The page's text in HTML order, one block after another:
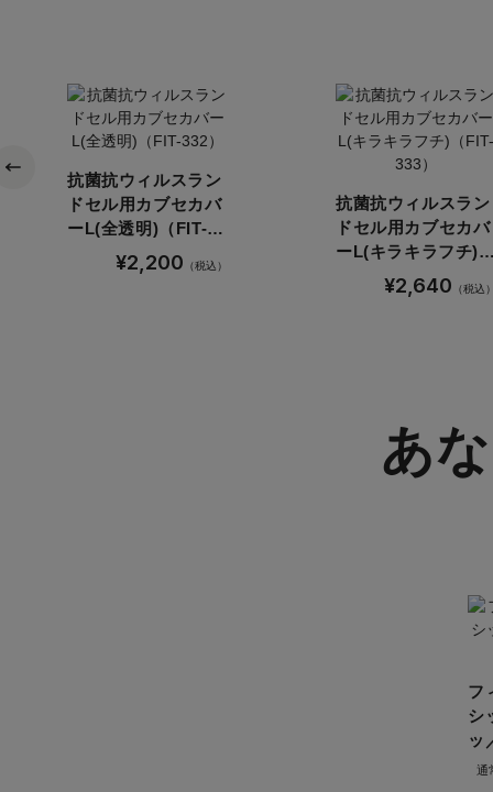
抗菌抗ウィルスラン
ドセル用カブセカバ
ーL(全透明)（FIT-
¥2,200 （税込）
抗菌抗ウィルスラン
ドセル用カブセカバ
ーL(キラキラフチ)
（FIT-333）
¥2,640 （税込
あ
フ
シ
ッ
通